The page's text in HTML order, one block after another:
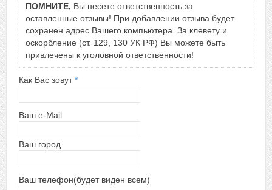
ПОМНИТЕ, Вы несете ответственность за
оставленные отзывы! При добавлении отзыва будет
сохранен адрес Вашего компьютера. За клевету и
оскорбление (ст. 129, 130 УК РФ) Вы можете быть
привлечены к уголовной ответственности!
Как Вас зовут*
Ваш e-Mail
Ваш город
Ваш телефон(будет виден всем)